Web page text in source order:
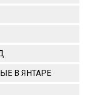
В ЯНТАРЕ